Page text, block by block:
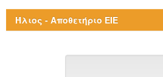
Ήλιος - Αποθετήριο ΕΙΕ